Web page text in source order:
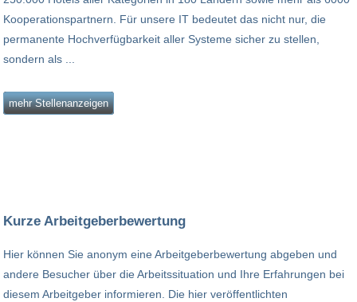
Kooperationspartnern. Für unsere IT bedeutet das nicht nur, die
permanente Hochverfügbarkeit aller Systeme sicher zu stellen,
sondern als ...
mehr Stellenanzeigen
Kurze Arbeitgeberbewertung
Hier können Sie anonym eine Arbeitgeberbewertung abgeben und
andere Besucher über die Arbeitssituation und Ihre Erfahrungen bei
diesem Arbeitgeber informieren. Die hier veröffentlichten